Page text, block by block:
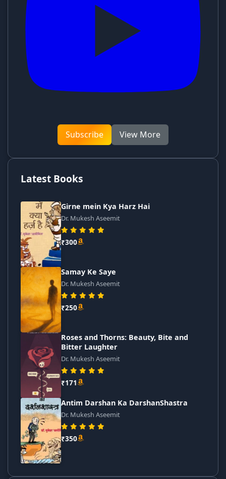
Subscribe View More
Latest Books
Girne mein Kya Harz Hai
Dr. Mukesh Aseemit
₹300
Samay Ke Saye
Dr. Mukesh Aseemit
₹250
Roses and Thorns: Beauty, Bite and
Bitter Laughter
Dr. Mukesh Aseemit
₹171
Antim Darshan Ka DarshanShastra
Dr. Mukesh Aseemit
₹350